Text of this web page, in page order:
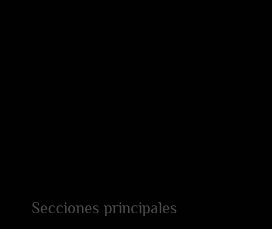
Secciones principales